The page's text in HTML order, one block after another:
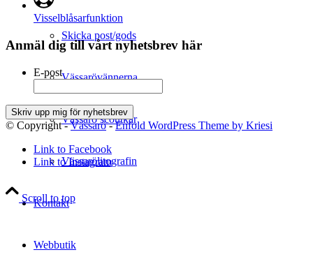
Skicka post/gods
Vässarövännerna
Vässarö scoutkår
Vässarölitografin
Kontakt
Webbutik
Visselblåsarfunktion
Anmäl dig till vårt nyhetsbrev här
E-post
© Copyright -Vässarö-Enfold WordPress Theme by Kriesi
Link to Facebook
Link to Instagram
Scroll to top